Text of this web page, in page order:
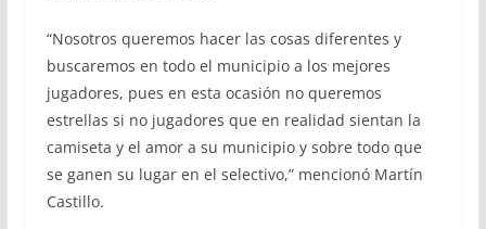
“Nosotros queremos hacer las cosas diferentes y
buscaremos en todo el municipio a los mejores
jugadores, pues en esta ocasión no queremos
estrellas si no jugadores que en realidad sientan la
camiseta y el amor a su municipio y sobre todo que
se ganen su lugar en el selectivo,” mencionó Martín
Castillo.